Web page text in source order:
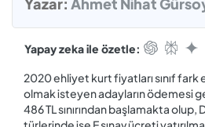
Yazar: Ahmet Nihat
Yapay zeka ile özetle:
2020 ehliyet kurt fiyatları sınıf
olmak isteyen adayların ödemesi
486 TL sınırından başlamakta olup,